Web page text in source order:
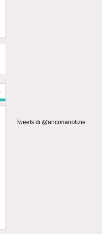
Tweets di @anconanotizie